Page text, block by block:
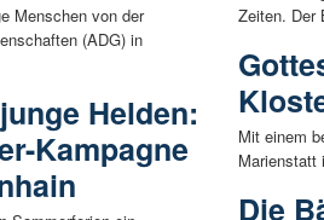
Menschen von der
(ADG) in
Helden:
Kampagne
Zeiten. Der
Mit einem
Marienstatt
Die